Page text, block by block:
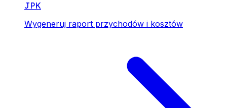
JPK
Wygeneruj raport przychodów i kosztów